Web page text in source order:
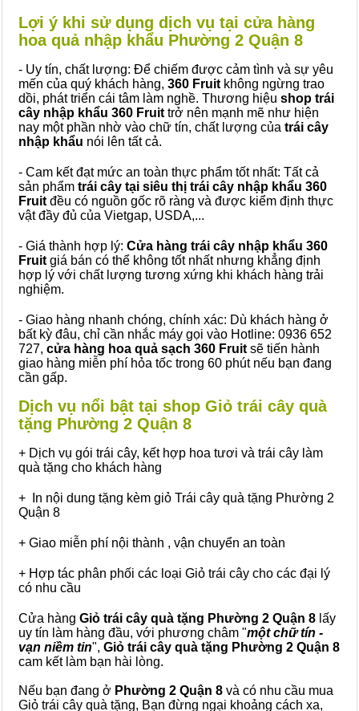
Lợi ý khi sử dụng dịch vụ tại cửa hàng
hoa quả nhập khẩu Phường 2 Quận 8
- Uy tín, chất lượng: Để chiếm được cảm tình và sự yêu
mến của quý khách hàng, 360 Fruit không ngừng trao
dồi, phát triển cái tâm làm nghề. Thương hiệu shop trái
cây nhập khẩu 360 Fruit trở nên mạnh mẽ như hiện
nay một phần nhờ vào chữ tín, chất lượng của trái cây
nhập khẩu nói lên tất cả.
- Cam kết đạt mức an toàn thực phẩm tốt nhất: Tất cả
sản phẩm trái cây tại siêu thị trái cây nhập khẩu 360
Fruit đều có nguồn gốc rõ ràng và được kiểm định thực
vật đầy đủ của Vietgap, USDA,...
- Giá thành hợp lý: Cửa hàng trái cây nhập khẩu 360
Fruit giá bán có thể không tốt nhất nhưng khẳng định
hợp lý với chất lượng tương xứng khi khách hàng trải
nghiệm.
- Giao hàng nhanh chóng, chính xác: Dù khách hàng ở
bất kỳ đâu, chỉ cần nhắc máy gọi vào Hotline: 0936 652
727, cửa hàng hoa quả sạch 360 Fruit sẽ tiến hành
giao hàng miễn phí hỏa tốc trong 60 phút nếu bạn đang
cần gấp.
Dịch vụ nổi bật tại shop Giỏ trái cây quà
tặng Phường 2 Quận 8
+ Dịch vụ gói trái cây, kết hợp hoa tươi và trái cây làm
quà tặng cho khách hàng
+ In nội dung tặng kèm giỏ Trái cây quà tặng Phường 2
Quận 8
+ Giao miễn phí nội thành , vận chuyển an toàn
+ Hợp tác phân phối các loại Giỏ trái cây cho các đại lý
có nhu cầu
Cửa hàng Giỏ trái cây quà tặng Phường 2 Quận 8 lấy
uy tín làm hàng đầu, với phương châm "một chữ tín -
vạn niềm tin", Giỏ trái cây quà tặng Phường 2 Quận 8
cam kết làm bạn hài lòng.
Nếu bạn đang ở Phường 2 Quận 8 và có nhu cầu mua
Giỏ trái cây quà tặng, Bạn đừng ngại khoảng cách xa,